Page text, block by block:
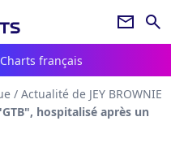
newsletter search
Charts français
/ Actualité de JEY BROWNIE
hospitalisé après un